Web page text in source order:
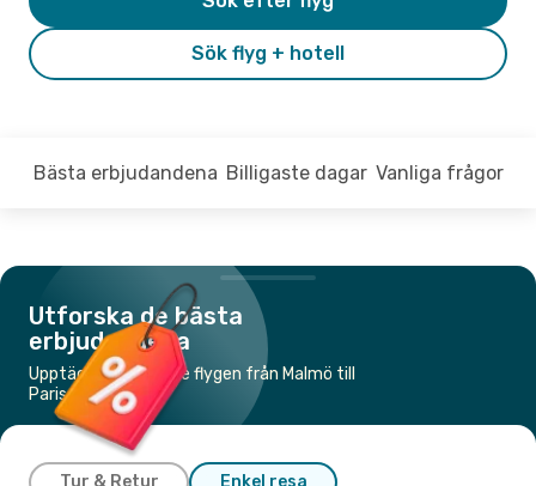
Sök flyg + hotell
Bästa erbjudandena Billigaste dagar Vanliga frågor
Utforska de bästa
erbjudandena
Upptäck de billigaste flygen från Malmö till
Paris
Tur & Retur Enkel resa